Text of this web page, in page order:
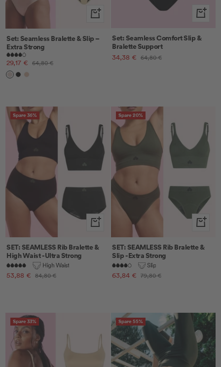
Schnellansicht
Set: Seamless Bralette & Slip –
Extra Strong
Angebotspreis
29,17 € Regulärer
64,80 €
SandSchwarz
Sienna
Set: Seamless Comfort Slip &
Bralette Support
Angebotspreis
34,38 € Regulärer
64,80 €
Spare 36%
Schnellansicht
SET: SEAMLESS Rib Bralette &
High Waist - Ultra Strong
High Waist
Angebotspreis
53,88 € Regulärer
84,80 €
Spare 20%
SET: SEAMLESS Rib Bralette &
Slip - Extra Strong
Slip
Angebotspreis
63,84 € Regulärer
79,80 €
Spare 33% Spare 55%